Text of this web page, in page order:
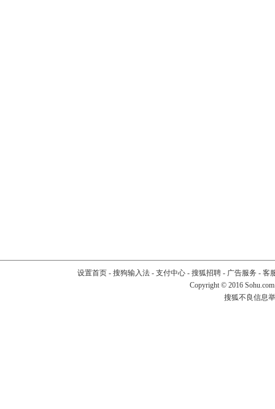
设置首页- 搜狗输入法- 支付中心- 搜狐招聘- 广告服务 - 客
Copyright © 2016
搜狐不良信息